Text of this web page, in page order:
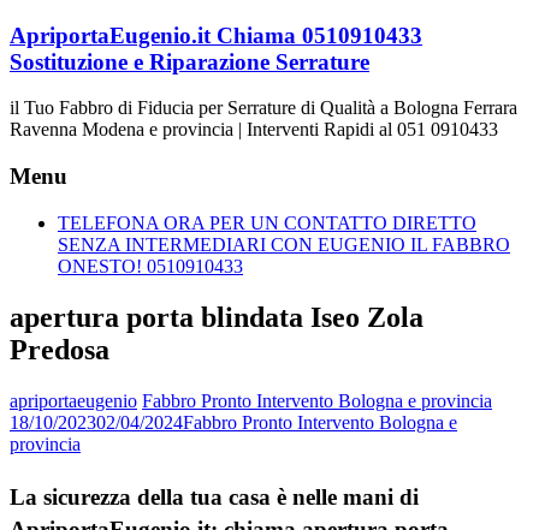
Vai
al
contenuto
ApriportaEugenio.it Chiama 0510910433
Sostituzione e Riparazione Serrature
il Tuo Fabbro di Fiducia per Serrature di Qualità a Bologna Ferrara
Ravenna Modena e provincia | Interventi Rapidi al 051 0910433
Menu
TELEFONA ORA PER UN CONTATTO DIRETTO
SENZA INTERMEDIARI CON EUGENIO IL FABBRO
ONESTO! 0510910433
apertura porta blindata Iseo Zola
Predosa
apriportaeugenio Fabbro Pronto Intervento Bologna e provincia
18/10/202302/04/2024Fabbro Pronto Intervento Bologna e
provincia
La sicurezza della tua casa è nelle mani di